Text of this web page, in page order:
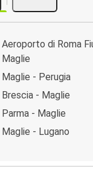
Aeroporto di Roma
Maglie
Maglie - Perugia
Brescia - Maglie
Parma - Maglie
Maglie - Lugano